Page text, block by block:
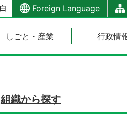
Foreign Language
しごと・産業 行政情
組織から探す